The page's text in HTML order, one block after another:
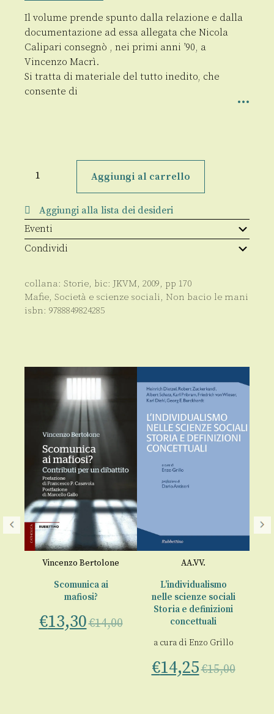
Il volume prende spunto dalla relazione e dalla
documentazione ad essa allegata che Nicola
Calipari consegnò , nei primi anni ’90, a
Vincenzo Macrì.
Si tratta di materiale del tutto inedito, che
consente di
'ndrangheta
Aggiungi al carrello
Aggiungi alla lista dei desideri
Eventi
Condividi
collana: Storie, bic: JKVM, 2009, pp 170
Mafie, Società e scienze sociali, Non bacio le mani
isbn: 9788849824285
Vincenzo Bertolone
Scomunica ai
mafiosi?
€13,30€14,00
AA.VV.
L’individualismo
nelle scienze sociali
Storia e definizioni
concettuali
a cura di Enzo Grillo
€14,25€15,00
I